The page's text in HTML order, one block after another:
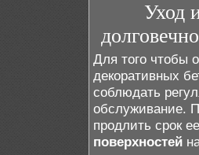
Уход
Для того чтобы
декоративных
соблюдать
обслуживание.
продлить срок
поверхностей